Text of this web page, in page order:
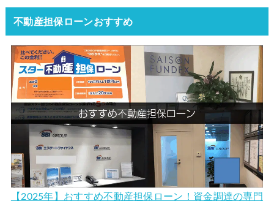
不動産担保ローンおすすめ
【2025年】おすすめ不動産担保ローン！資金調達の専門